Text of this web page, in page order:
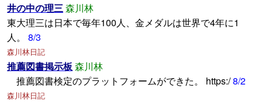
井の中の理三 森川林
東大理三は日本で毎年100人、金メダルは世界で4年に1
人。 8/3
森川林日記
推薦図書掲示板 森川林
推薦図書検定のプラットフォームができた。 https:/8/2
森川林日記